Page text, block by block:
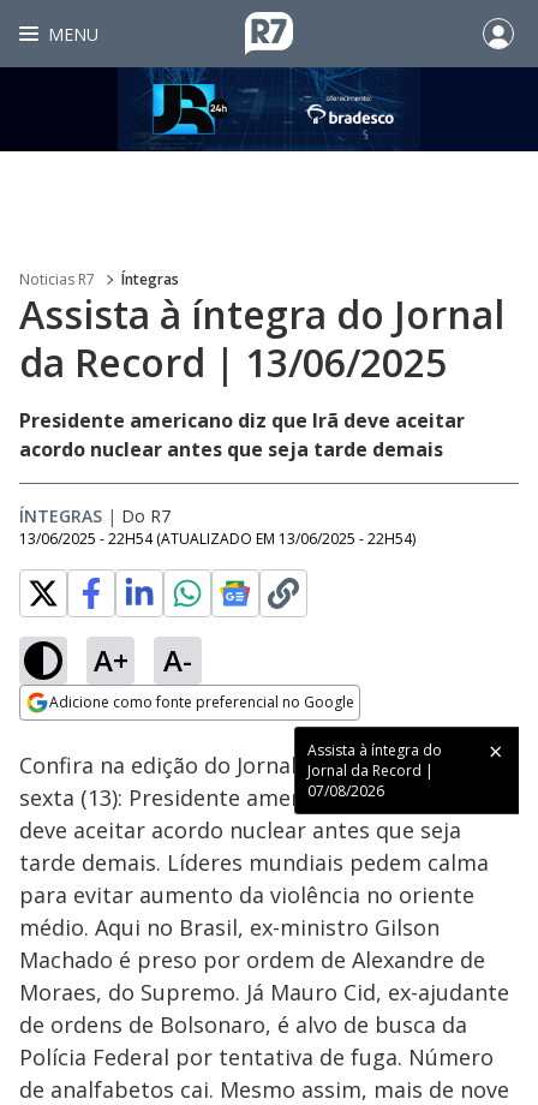
MENU
Noticias R7 Íntegras
Assista à íntegra do Jornal
da Record | 13/06/2025
Presidente americano diz que Irã deve aceitar
acordo nuclear antes que seja tarde demais
ÍNTEGRAS | Do R7
13/06/2025 - 22H54 (ATUALIZADO EM 13/06/2025 - 22H54)
A+ A-
Adicione como fonte preferencial no Google
Assista à íntegra do
Jornal da Record |
07/08/2026
Ativar
Loaded:
2.96%
Confira na edição do Jornal da Record desta
sexta (13): Presidente americano diz que Irã
deve aceitar acordo nuclear antes que seja
tarde demais. Líderes mundiais pedem calma
para evitar aumento da violência no oriente
médio. Aqui no Brasil, ex-ministro Gilson
Machado é preso por ordem de Alexandre de
Moraes, do Supremo. Já Mauro Cid, ex-ajudante
de ordens de Bolsonaro, é alvo de busca da
Polícia Federal por tentativa de fuga. Número
de analfabetos cai. Mesmo assim, mais de nove